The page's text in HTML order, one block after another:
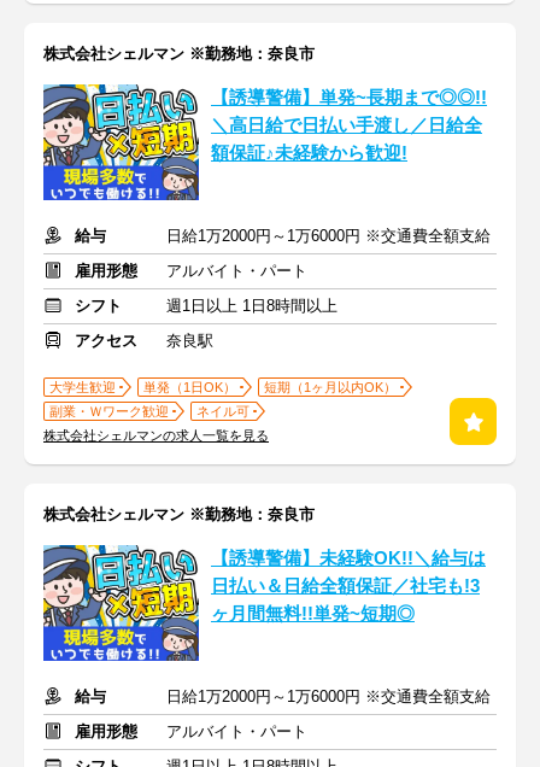
株式会社シェルマン ※勤務地：奈良市
【誘導警備】単発~長期まで◎◎!!
＼高日給で日払い手渡し／日給全
額保証♪未経験から歓迎!
給与
日給1万2000円～1万6000円 ※交通費全額支給
雇用形態
アルバイト・パート
シフト
週1日以上 1日8時間以上
アクセス
奈良駅
大学生歓迎 単発（1日OK）
短期（1ヶ月以内OK）
副業・Ｗワーク歓迎
ネイル可
株式会社シェルマンの求人一覧を見る
株式会社シェルマン ※勤務地：奈良市
【誘導警備】未経験OK!!＼給与は
日払い＆日給全額保証／社宅も!3
ヶ月間無料!!単発~短期◎
給与
日給1万2000円～1万6000円 ※交通費全額支給
雇用形態
アルバイト・パート